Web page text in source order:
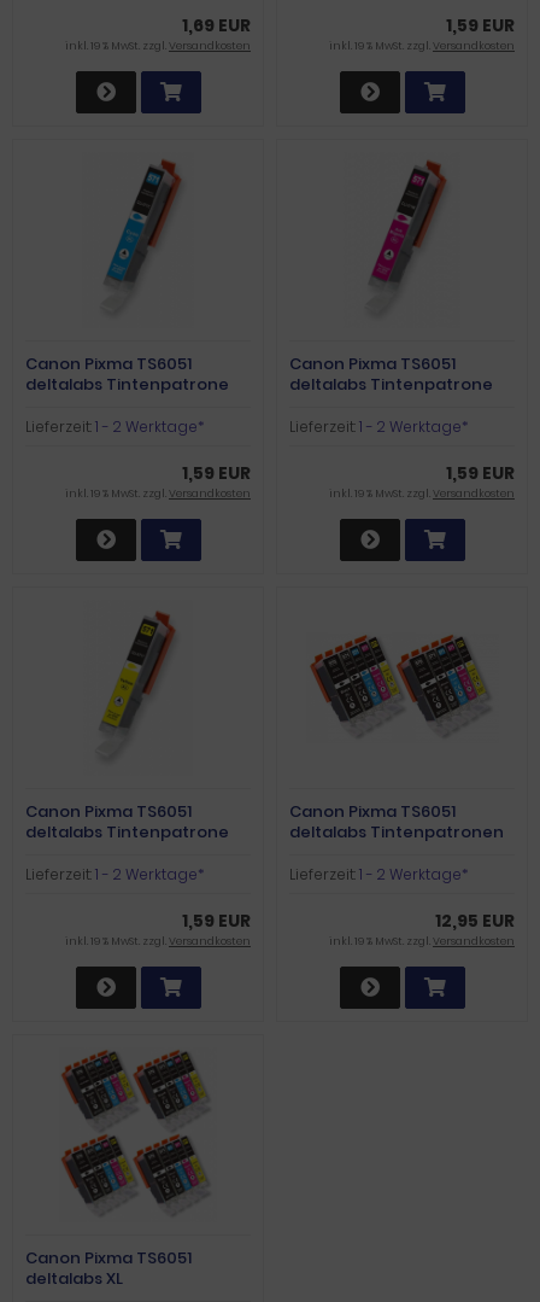
1,69 EUR
inkl. 19 % MwSt. zzgl.Versandkosten
1,59 EUR
inkl. 19 % MwSt. zzgl.Versandkosten
Canon Pixma TS6051
deltalabs Tintenpatrone
Lieferzeit:1 - 2 Werktage*
1,59 EUR
inkl. 19 % MwSt. zzgl.Versandkosten
Canon Pixma TS6051
deltalabs Tintenpatrone
Lieferzeit:1 - 2 Werktage*
1,59 EUR
inkl. 19 % MwSt. zzgl.Versandkosten
Canon Pixma TS6051
deltalabs Tintenpatrone
Lieferzeit:1 - 2 Werktage*
1,59 EUR
inkl. 19 % MwSt. zzgl.Versandkosten
Canon Pixma TS6051
deltalabs Tintenpatronen
Lieferzeit:1 - 2 Werktage*
12,95 EUR
inkl. 19 % MwSt. zzgl.Versandkosten
Canon Pixma TS6051
deltalabs XL